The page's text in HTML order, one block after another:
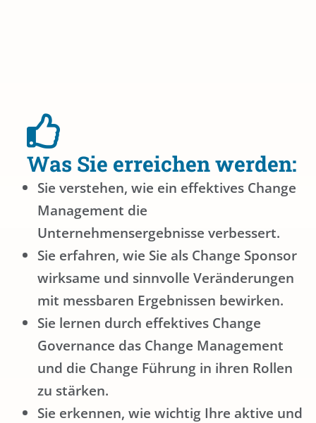
Was Sie erreichen werden:
Sie verstehen, wie ein effektives Change
Management die
Unternehmensergebnisse verbessert.
Sie erfahren, wie Sie als Change Sponsor
wirksame und sinnvolle Veränderungen
mit messbaren Ergebnissen bewirken.
Sie lernen durch effektives Change
Governance das Change Management
und die Change Führung in ihren Rollen
zu stärken.
Sie erkennen, wie wichtig Ihre aktive und